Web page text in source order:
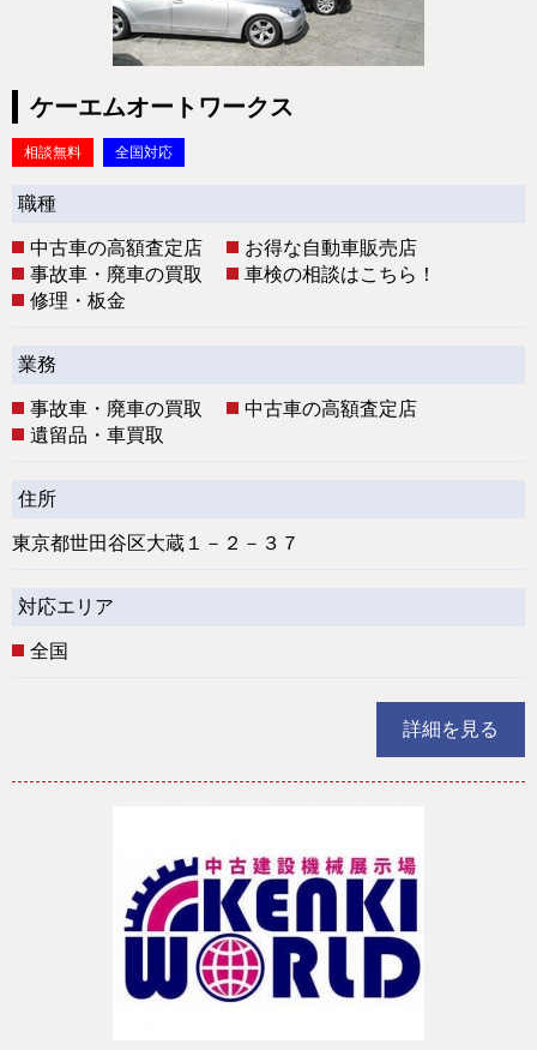
ケーエムオートワークス
相談無料 全国対応
職種
中古車の高額査定店
お得な自動車販売店
事故車・廃車の買取
車検の相談はこちら！
修理・板金
業務
事故車・廃車の買取
中古車の高額査定店
遺留品・車買取
住所
東京都世田谷区大蔵１－２－３７
対応エリア
全国
詳細を見る